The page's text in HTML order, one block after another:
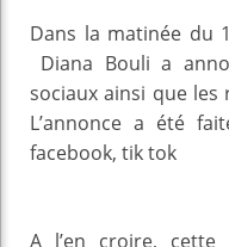
Dans la matinée du
Diana Bouli a
sociaux ainsi que
L’annonce a été
facebook, tik tok
A l’en croire,